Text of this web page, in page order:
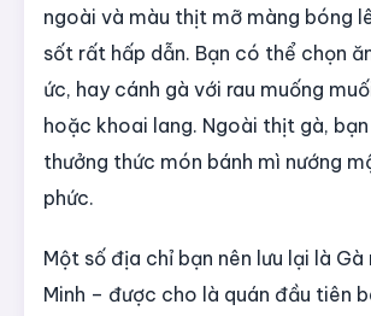
ngoài và màu thịt mỡ màng bóng
sốt rất hấp dẫn. Bạn có thể chọn
ức, hay cánh gà với rau muống
hoặc khoai lang. Ngoài thịt gà,
thưởng thức món bánh mì nướng
phức.
Một số địa chỉ bạn nên lưu lại là Gà
Minh – được cho là quán đầu tiên